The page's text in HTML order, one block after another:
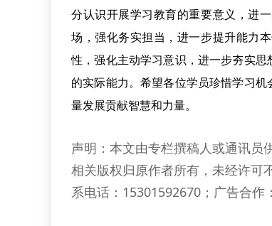
分认识开展学习教育的重要意义，进
场，强化务实担当，进一步提升能力
性，强化主动学习意识，进一步夯实
的实际能力。希望各位学员珍惜学习
量发展贡献智慧和力量。
声明：本文由专栏撰稿人或通讯员
相关版权归原作者所有，未经许可
系电话：15301592670；广告合作